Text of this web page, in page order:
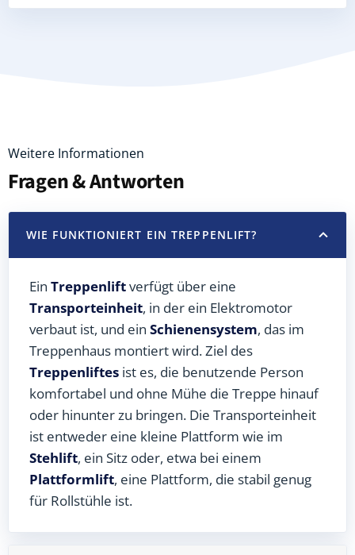
Weitere Informationen
Fragen & Antworten
WIE FUNKTIONIERT EIN TREPPENLIFT?
Ein Treppenliftverfügt über eine
Transporteinheit, in der ein Elektromotor
verbaut ist, und ein Schienensystem, das im
Treppenhaus montiert wird. Ziel des
Treppenliftes ist es, die benutzende Person
komfortabel und ohne Mühe die Treppe hinauf
oder hinunter zu bringen. Die Transporteinheit
ist entweder eine kleine Plattform wie im
Stehlift, ein Sitz oder, etwa bei einem
Plattformlift, eine Plattform, die stabil genug
für Rollstühle ist.